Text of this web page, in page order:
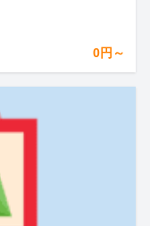
0円～